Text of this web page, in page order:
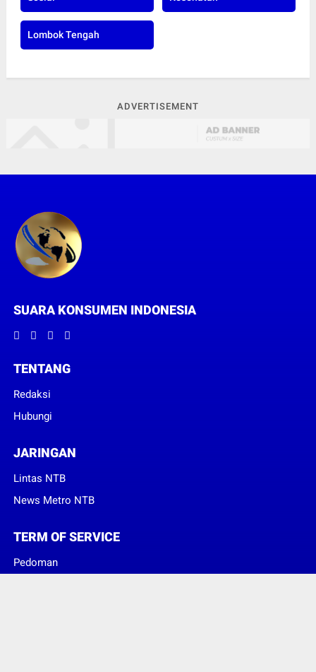
Lombok Tengah
ADVERTISEMENT
SUARA KONSUMEN INDONESIA
TENTANG
Redaksi
Hubungi
JARINGAN
Lintas NTB
News Metro NTB
TERM OF SERVICE
Pedoman